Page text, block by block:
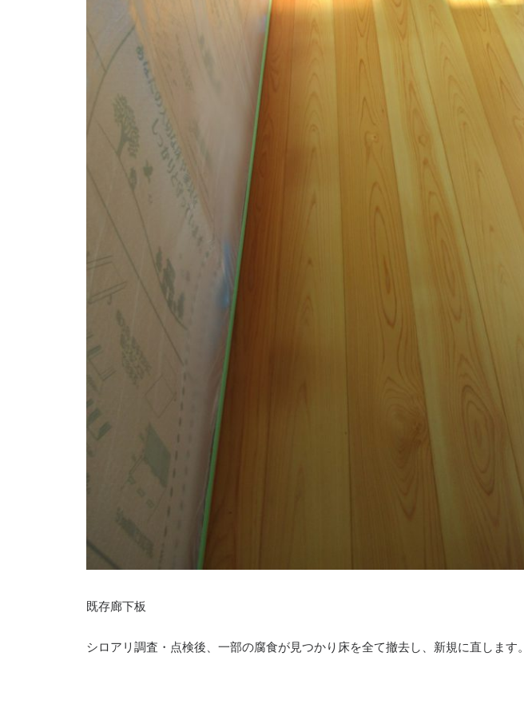
既存廊下板
シロアリ調査・点検後、一部の腐食が見つかり床を全て撤去し、新規に直します。